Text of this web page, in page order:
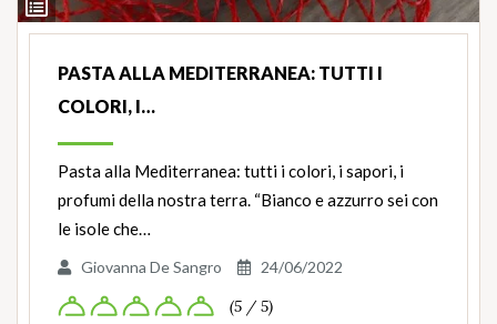
Ingredienti
PASTA ALLA MEDITERRANEA: TUTTI I
COLORI, I…
Pasta alla Mediterranea: tutti i colori, i sapori, i
profumi della nostra terra. “Bianco e azzurro sei con
le isole che…
Giovanna De Sangro 24/06/2022
(5 / 5)